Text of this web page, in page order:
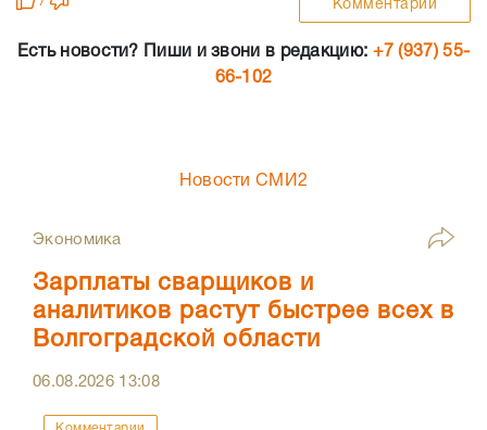
Комментарии
Есть новости? Пиши и звони в редакцию: +7 (937) 55-
66-102
Новости СМИ2
Экономика
Зарплаты сварщиков и
аналитиков растут быстрее всех в
Волгоградской области
06.08.2026 13:08